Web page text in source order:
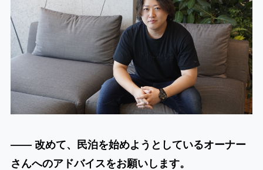
―― 改めて、民泊を始めようとしているオーナー
さんへのアドバイスをお願いします。